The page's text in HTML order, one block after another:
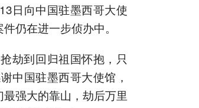
日向中国驻墨西哥大使
仍在进一步侦办中。
劫到回归祖国怀抱，只
中国驻墨西哥大使馆，
强大的靠山，劫后万里